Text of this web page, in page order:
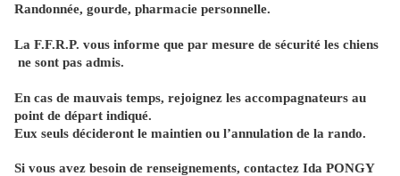
Randonnée, gourde, pharmacie personnelle.
La F.F.R.P. vous informe que par mesure de sécurité les chiens
ne sont pas admis.
En cas de mauvais temps, rejoignez les accompagnateurs au
point de départ indiqué.
Eux seuls décideront le maintien ou l’annulation de la rando.
Si vous avez besoin de renseignements, contactez Ida PONGY